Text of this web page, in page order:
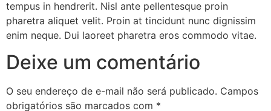
tempus in hendrerit. Nisl ante pellentesque proin
pharetra aliquet velit. Proin at tincidunt nunc dignissim
enim neque. Dui laoreet pharetra eros commodo vitae.
Deixe um comentário
O seu endereço de e-mail não será publicado. Campos
obrigatórios são marcados com *